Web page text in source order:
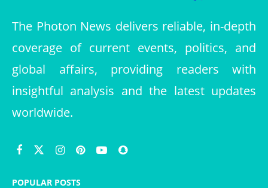
The Photon News delivers reliable, in-depth
coverage of current events, politics, and
global affairs, providing readers with
insightful analysis and the latest updates
worldwide.
POPULAR POSTS